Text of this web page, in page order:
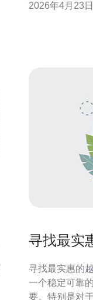
指定项目负责
2026年4月23日
寻找最实
寻找最实惠的越南服务器
一个稳定可靠
要。特别是对